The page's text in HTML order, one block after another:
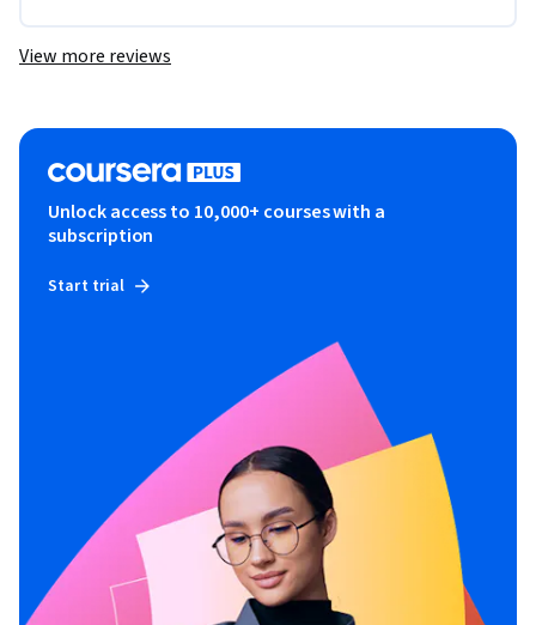
View more reviews
Unlock access to 10,000+ courses with a
subscription
Start trial